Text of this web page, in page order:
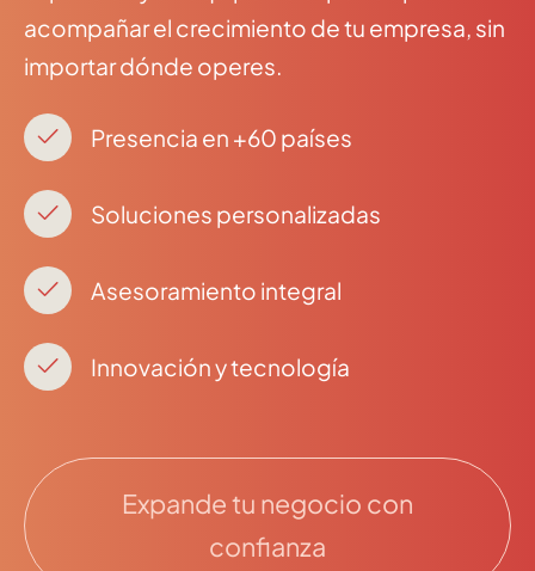
acompañar el crecimiento de tu empresa, sin
importar dónde operes.
Presencia en +60 países
Soluciones personalizadas
Asesoramiento integral
Innovación y tecnología
Expande tu negocio con
confianza